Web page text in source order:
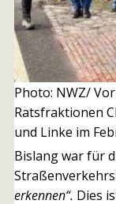
Photo: NWZ/
Ratsfraktionen
und Linke im
Bislang war für
erkennen“. Dies